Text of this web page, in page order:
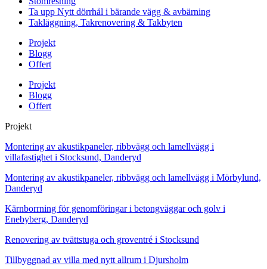
Ta upp Nytt dörrhål i bärande vägg & avbärning
Takläggning, Takrenovering & Takbyten
Projekt
Blogg
Offert
Projekt
Blogg
Offert
Projekt
Montering av akustikpaneler, ribbvägg och lamellvägg i
villafastighet i Stocksund, Danderyd
Montering av akustikpaneler, ribbvägg och lamellvägg i Mörbylund,
Danderyd
Kärnborrning för genomföringar i betongväggar och golv i
Enebyberg, Danderyd
Renovering av tvättstuga och groventré i Stocksund
Tillbyggnad av villa med nytt allrum i Djursholm